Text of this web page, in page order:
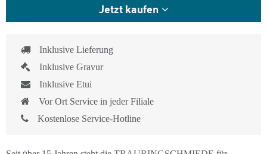
Jetzt kaufen
Inklusive Lieferung
Inklusive Gravur
Inklusive Etui
Vor Ort Service in jeder Filiale
Kostenlose Service-Hotline